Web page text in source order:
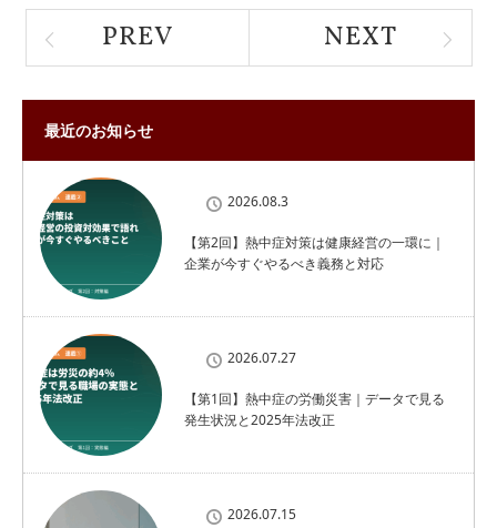
PREV NEXT
最近のお知らせ
2026.08.3
【第2回】熱中症対策は健康経営の一環に｜
企業が今すぐやるべき義務と対応
2026.07.27
【第1回】熱中症の労働災害｜データで見る
発生状況と2025年法改正
2026.07.15